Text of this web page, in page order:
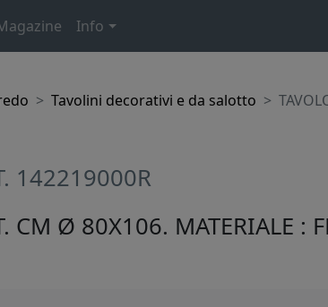
Info
Tavolini decorativi e da salotto
142219000R
CM Ø 80X106. MATERIALE :